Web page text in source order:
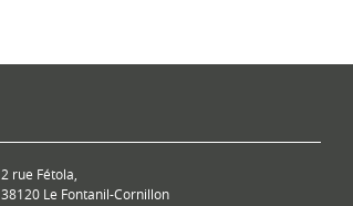
2 rue Fétola,
38120 Le Fontanil-Cornillon